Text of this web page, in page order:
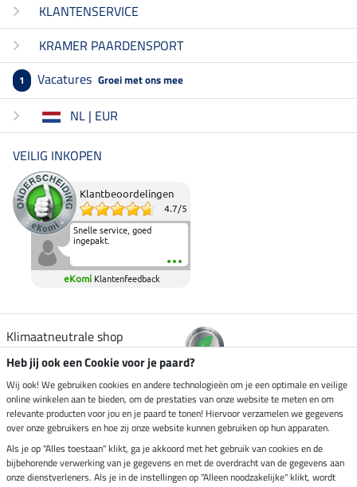
KLANTENSERVICE
KRAMER PAARDENSPORT
1 Vacatures Groei met ons mee
NL | EUR
VEILIG INKOPEN
Klantbeoordelingen
4.7/5
Snelle service, goed
ingepakt.
eKomi Klantenfeedback
Klimaatneutrale shop
Verzending per
Veilig betalen met
Heb jij ook een Cookie voor je paard?
Wij ook! We gebruiken cookies en andere technologieën om je een optimale en veilige
online winkelen aan te bieden, om de prestaties van onze website te meten en om
relevante producten voor jou en je paard te tonen! Hiervoor verzamelen we gegevens
over onze gebruikers en hoe zij onze website kunnen gebruiken op hun apparaten.
Als je op "Alles toestaan" klikt, ga je akkoord met het gebruik van cookies en de
bijbehorende verwerking van je gegevens en met de overdracht van de gegevens aan
onze dienstverleners. Als je in de instellingen op "Alleen noodzakelijke" klikt, wordt